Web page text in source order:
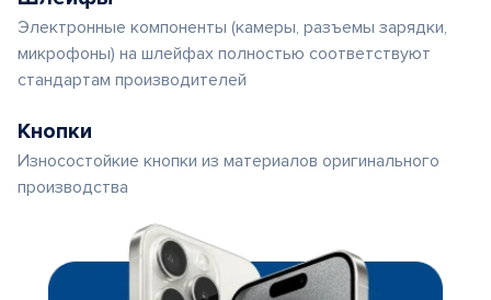
Электронные компоненты (камеры, разъемы зарядки,
микрофоны) на шлейфах полностью соответствуют
стандартам производителей
Кнопки
Износостойкие кнопки из материалов оригинального
производства